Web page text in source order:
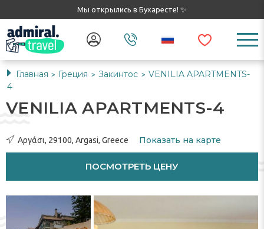
Мы открылись в Бухаресте! ✨
Главная > Греция > Закинтос > VENILIA APARTMENTS-
4
VENILIA APARTMENTS-4
Αργάσι, 29100, Argasi, Greece Показать на карте
ПОСМОТРЕТЬ ЦЕНУ